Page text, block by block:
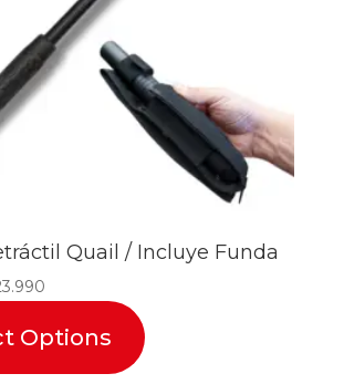
Quail / Incluye Funda
Rango
precios:
desde
Options